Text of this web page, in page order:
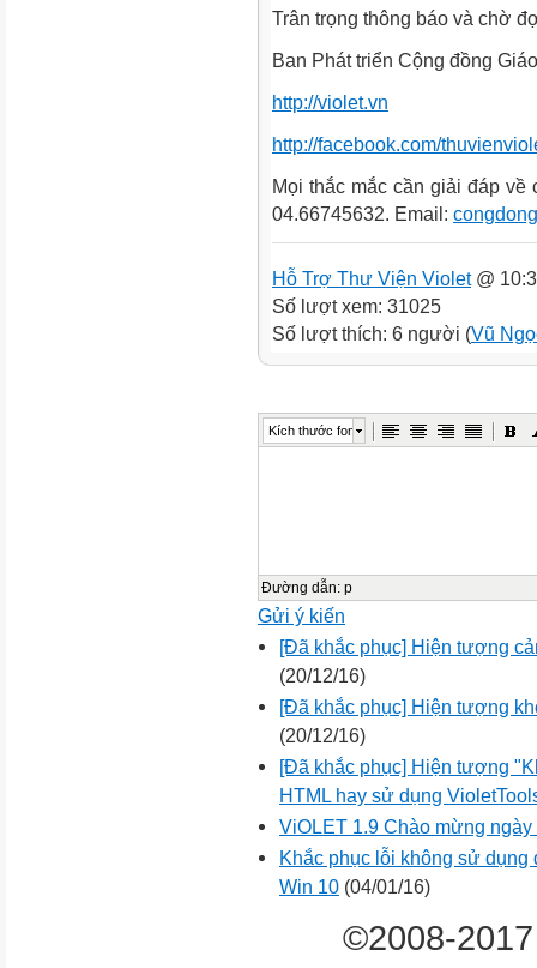
Trân trọng thông báo và chờ
Ban Phát triển Cộng đồng
http://violet.vn
http://facebook.com/
Mọi thắc mắc cần giải đáp
04.66745632. Email:
Hỗ Trợ Thư Viện Violet@
Số lượt xem: 31025
Số lượt thích: 6 người (Vũ
Kích thước font
Đường dẫn: p
Gửi ý kiến
[Đã khắc phục] Hiện tượng
(20/12/16)
[Đã khắc phục] Hiện tượng
(20/12/16)
[Đã khắc phục] Hiện tượng
HTML hay sử dụng
ViOLET 1.9 Chào mừng
Khắc phục lỗi không sử
Win 10 (04/01/16)
©2008-